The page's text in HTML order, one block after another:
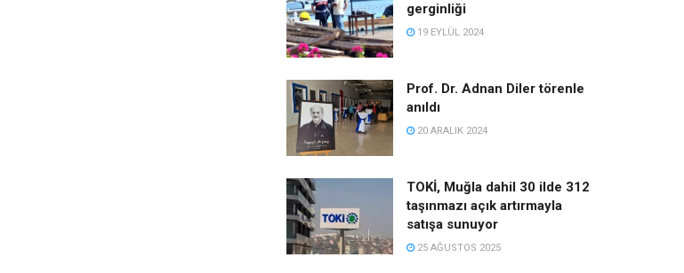
gerginliği
19 EYLÜL 2024
Prof. Dr. Adnan Diler törenle
anıldı
20 ARALIK 2024
TOKİ, Muğla dahil 30 ilde 312
taşınmazı açık artırmayla
satışa sunuyor
25 AĞUSTOS 2025